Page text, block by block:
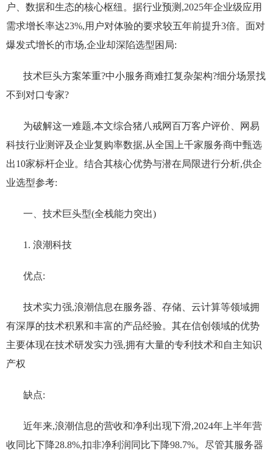
户、数据和生态的核心枢纽。据行业预测,2025年企业级应用
需求增长率达23%,用户对体验的要求较五年前提升3倍。面对
爆发式增长的市场,企业却深陷选型困局:
技术巨头方案笨重?中小服务商难扛复杂架构?细分场景找
不到对口专家?
为破解这一难题,本文综合猪八戒网百万客户评价、网易
科技行业测评及企业复购率数据,从全国上千家服务商中甄选
出10家标杆企业。结合其核心优势与潜在局限进行分析,供企
业选型参考:
一、技术巨头型(全栈能力突出)
1. 浪潮科技
优点:
技术实力强‌,浪潮信息在服务器、存储、云计算等领域拥
有深厚的技术积累和丰富的产品经验。其在信创领域的优势
主要体现在技术研发实力强,拥有大量的专利技术和自主知识
产权‌
缺点:
近年来,浪潮信息的营收和净利出现下滑,2024年上半年营
收同比下降28.8%,扣非净利润同比下降98.7%。尽管其服务器